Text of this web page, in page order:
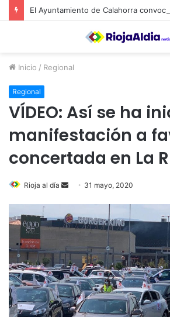
Inicio / Regional
Regional
VÍDEO: Así se ha
manifestación a
concertada en La
Rioja al día
n
d
n
e
m
a
i
31 mayo, 2020